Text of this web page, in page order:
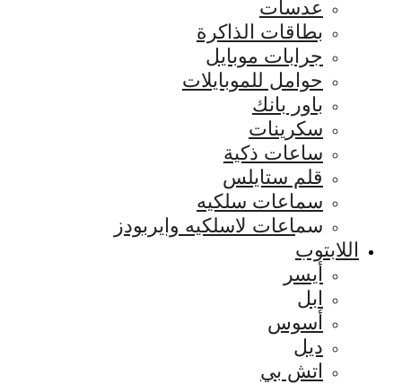
عدسات
بطاقات الذاكرة
جرابات موبايل
حوامل للموبايلات
باور بانك
سكرينات
ساعات ذكية
قلم ستايلس
سماعات سلكيه
سماعات لاسلكيه وايربودز
اللابتوب
أيسر
ابل
أسوس
ديل
اتش بي